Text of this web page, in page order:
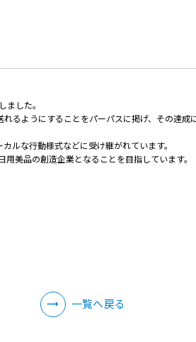
した。
るようにすることをパーパスに掲げ、その達
ルな行動様式などに受け継がれています。
美品の創造企業となることを目指しています。
一覧へ戻る